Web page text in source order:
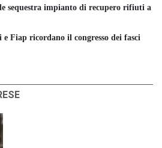
sequestra impianto di recupero rifiuti a
Fiap ricordano il congresso dei fasci